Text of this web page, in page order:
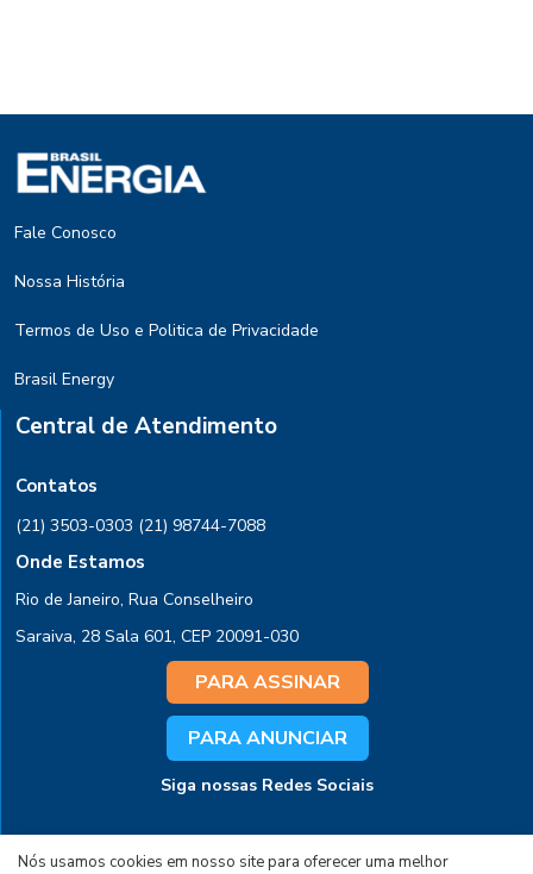
Nós usamos cookies em nosso site para oferecer uma melhor
Fale Conosco
Nossa História
Termos de Uso e Politica de Privacidade
Brasil Energy
Central de Atendimento
Contatos
(21) 3503-0303 (21) 98744-7088
Onde Estamos
Rio de Janeiro, Rua Conselheiro
Saraiva, 28 Sala 601, CEP 20091-030
PARA ASSINAR
PARA ANUNCIAR
Siga nossas Redes Sociais